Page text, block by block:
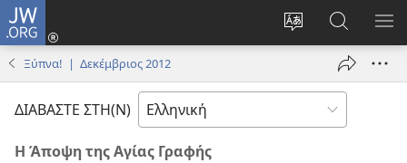
JW.ORG
Αλλαγή
γλώσσας
ιστότοπου
Σύνδεση
(ανοίγει
παράθυρο)
στο
JW.ORG
Ξύπνα! | Δεκέμβριος 2012
ΔΙΑΒΑΣΤΕ ΣΤΗ(Ν)
Η Άποψη της Αγίας Γραφής